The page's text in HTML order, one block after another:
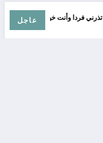
عاجل
ﺭﺏ ﻻ ﺗﺬﺭﻧﻲ ﻓﺮﺩﺍ ﻭﺃﻧﺖ ﺧﻴﺮُ ﺍﻟﻮﺍﺭﺛﻴﻦ